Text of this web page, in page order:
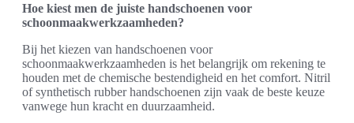
Hoe kiest men de juiste handschoenen voor
schoonmaakwerkzaamheden?
Bij het kiezen van handschoenen voor
schoonmaakwerkzaamheden is het belangrijk om rekening te
houden met de chemische bestendigheid en het comfort. Nitril
of synthetisch rubber handschoenen zijn vaak de beste keuze
vanwege hun kracht en duurzaamheid.